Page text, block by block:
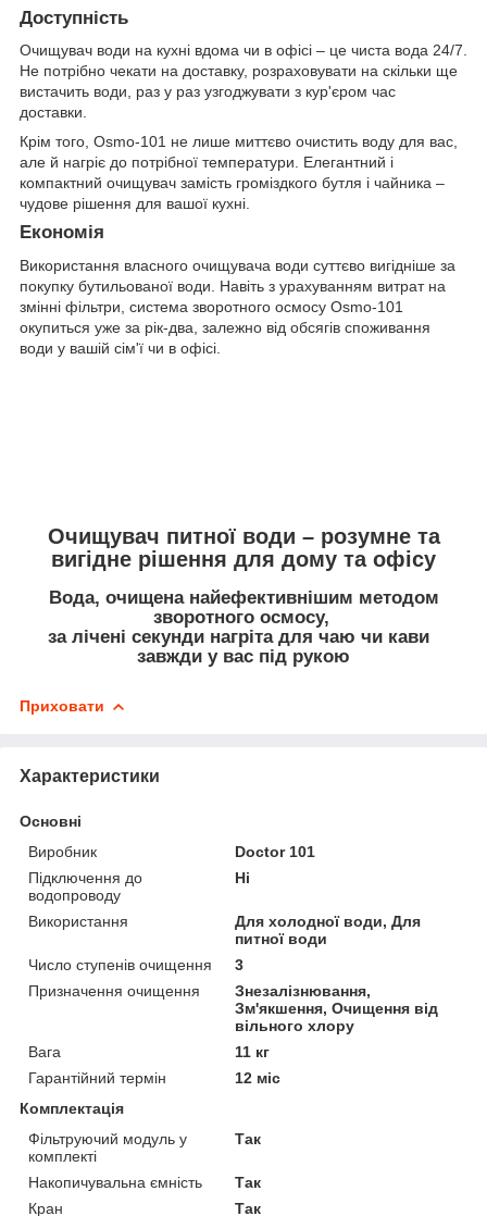
Доступність
Очищувач води на кухні вдома чи в офісі – це чиста вода 24/7.
Не потрібно чекати на доставку, розраховувати на скільки ще
вистачить води, раз у раз узгоджувати з кур'єром час
доставки.
Крім того, Osmo-101 не лише миттєво очистить воду для вас,
але й нагріє до потрібної температури. Елегантний і
компактний очищувач замість громіздкого бутля і чайника –
чудове рішення для вашої кухні.
Економія
Використання власного очищувача води суттєво вигідніше за
покупку бутильованої води. Навіть з урахуванням витрат на
змінні фільтри, система зворотного осмосу Osmo-101
окупиться уже за рік-два, залежно від обсягів споживання
води у вашій сім'ї чи в офісі.
Очищувач питнoї води – розумне та
вигідне рішення для дому та офісу
Вода, очищена найефективнішим методом
зворотного осмосу,
за лічені секунди нагріта для чаю чи кави
завжди у вас під рукою
Приховати
Характеристики
Основні
Виробник
Doctor 101
Підключення до
водопроводу
Ні
Використання
Для холодної води, Для
питної води
Число ступенів очищення
3
Призначення очищення
Знезалізнювання,
Зм'якшення, Очищення від
вільного хлору
Вага
11 кг
Гарантійний термін
12 міс
Комплектація
Фільтруючий модуль у
комплекті
Так
Накопичувальна ємність
Так
Кран
Так